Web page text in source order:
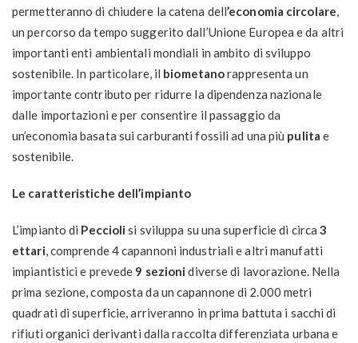
permetteranno di chiudere la catena dell’economia circolare
un percorso da tempo suggerito dall’Unione Europea e da altri
importanti enti ambientali mondiali in ambito di sviluppo
sostenibile. In particolare, il biometanorappresenta un
importante contributo per ridurre la dipendenza nazionale
dalle importazioni e per consentire il passaggio da
un’economia basata sui carburanti fossili ad una più pulitae
sostenibile.
Le caratteristiche dell’impianto
L’impianto di Pecciolisi sviluppa su una superficie di circa3
ettari , comprende 4 capannoni industriali e altri manufatti
impiantistici e prevede 9 sezioni diverse di lavorazione. Nella
prima sezione, composta da un capannone di 2.000 metri
quadrati di superficie, arriveranno in prima battuta i sacchi di
rifiuti organici derivanti dalla raccolta differenziata urbana e